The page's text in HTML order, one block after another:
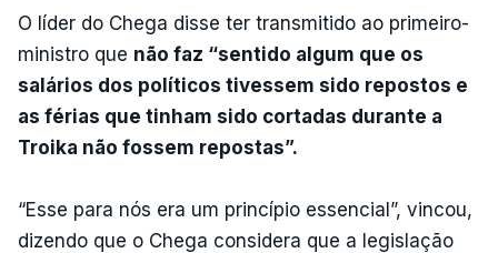
O líder do Chega disse ter transmitido ao primeiro-
ministro que não faz “sentido algum que os
salários dos políticos tivessem sido repostos e
as férias que tinham sido cortadas durante a
Troika não fossem repostas”.
“Esse para nós era um princípio essencial”, vincou,
dizendo que o Chega considera que a legislação